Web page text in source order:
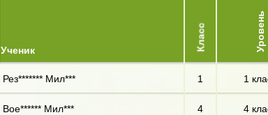
Ученик Класс Уровень
Рез******* Мил*** 1 1
Вое****** Мил*** 4 4